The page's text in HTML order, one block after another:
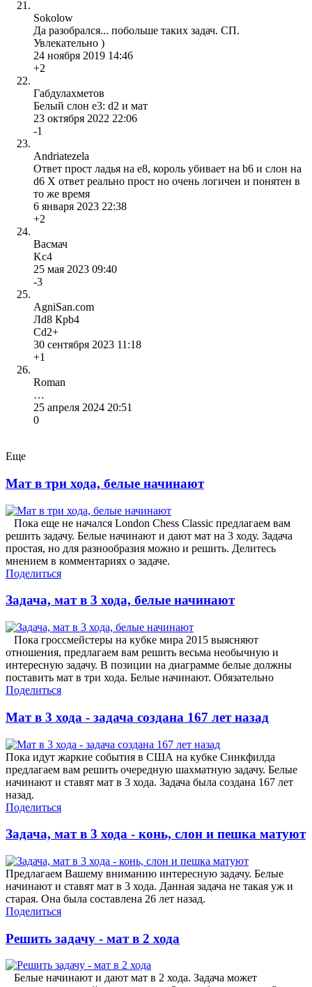
Sokolow
Да разобрался... побольше таких задач. СП.
Увлекательно )
24 ноября 2019 14:46
+2
Габдулахметов
Белый слон e3: d2 и мат
23 октября 2022 22:06
-1
Andriatezela
Ответ прост ладья на e8, король убивает на b6 и слон на
d6 X ответ реально прост но очень логичен и понятен в
то же время
6 января 2023 22:38
+2
Васмач
Kc4
25 мая 2023 09:40
-3
AgniSan.com
Лd8 Кpb4
Cd2+
30 сентября 2023 11:18
+1
Roman
…
25 апреля 2024 20:51
0
Еще
Мат в три хода, белые начинают
Пока еще не начался London Chess Classic предлагаем вам
решить задачу. Белые начинают и дают мат на 3 ходу. Задача
простая, но для разнообразия можно и решить. Делитесь
мнением в комментариях о задаче.
Поделиться
Задача, мат в 3 хода, белые начинают
Пока гроссмейстеры на кубке мира 2015 выясняют
отношения, предлагаем вам решить весьма необычную и
интересную задачу. В позиции на диаграмме белые должны
поставить мат в три хода. Белые начинают. Обязательно
Поделиться
Мат в 3 хода - задача создана 167 лет назад
Пока идут жаркие события в США на кубке Синкфилда
предлагаем вам решить очередную шахматную задачу. Белые
начинают и ставят мат в 3 хода. Задача была создана 167 лет
назад.
Поделиться
Задача, мат в 3 хода - конь, слон и пешка матуют
Предлагаем Вашему вниманию интересную задачу. Белые
начинают и ставят мат в 3 хода. Данная задача не такая уж и
старая. Она была составлена 26 лет назад.
Поделиться
Решить задачу - мат в 2 хода
Белые начинают и дают мат в 2 хода. Задача может